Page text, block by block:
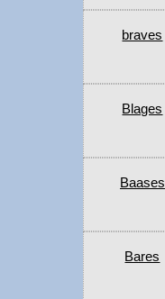
braves
Blages
Baases
Bares